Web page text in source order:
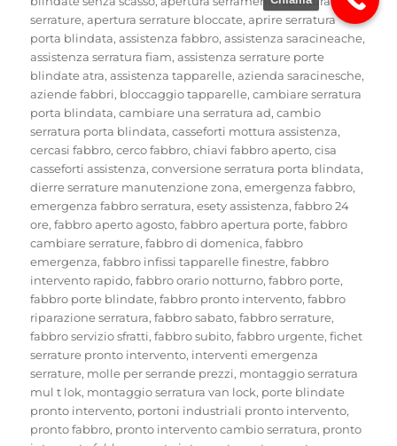
serrature,apertura serrature bloccate,aprire serratura
porta blindata,assistenza fabbro,assistenza saracineache,
assistenza serratura fiam,assistenza serrature porte
blindate atra,assistenza tapparelle,azienda saracinesche,
aziende fabbri, bloccaggio tapparelle,cambiare serratura
porta blindata,cambiare una serratura ad,cambio
serratura porta blindata,casseforti mottura assistenza,
cercasi fabbro,cerco fabbro,chiavi fabbro aperto,cisa
casseforti assistenza,conversione serratura porta blindata,
dierre serrature manutenzione zona,emergenza fabbro,
emergenza fabbro serratura,esety assistenza,fabbro 24
ore,fabbro aperto agosto,fabbro apertura porte,fabbro
cambiare serrature,fabbro di domenica,fabbro
emergenza,fabbro infissi tapparelle finestre,fabbro
intervento rapido,fabbro orario notturno,fabbro porte,
fabbro porte blindate,fabbro pronto intervento,fabbro
riparazione serratura,fabbro sabato,fabbro serrature,
fabbro servizio sfratti,fabbro subito,fabbro urgente,fichet
serrature pronto intervento, interventi emergenza
serrature, molle per serrande prezzi, montaggio serratura
mul t lok, montaggio serratura van lock, porte blindate
pronto intervento, portoni industriali pronto intervento,
pronto fabbro, pronto intervento cambio serratura, pronto